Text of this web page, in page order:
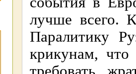
лучше всего.
Паралитику
крикунам,